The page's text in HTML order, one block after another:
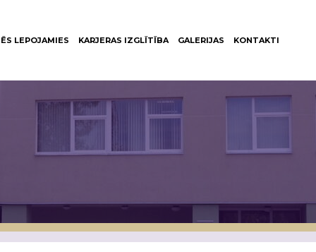
LEPOJAMIES KARJERAS IZGLĪTĪBA GALERIJAS KONTAKTI